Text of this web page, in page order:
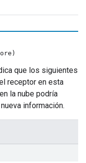
que los siguientes
receptor en esta
la nube podría
información.